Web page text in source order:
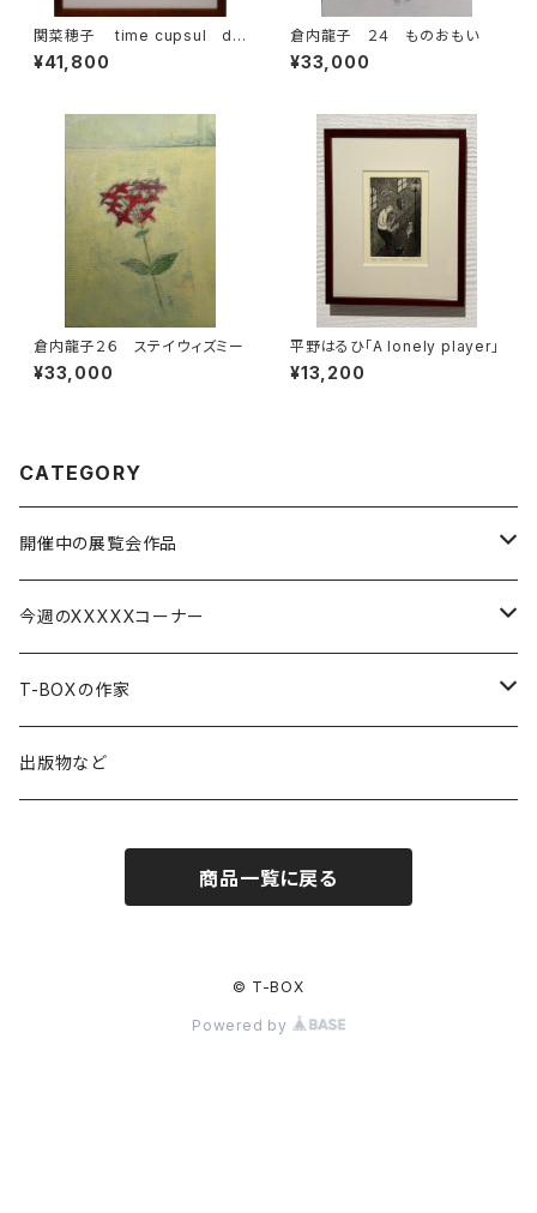
関菜穂子 time cupsul do
or
¥41,800
倉内龍子 ２４ ものおもい
¥33,000
倉内龍子２６ ステイウィズミー
¥33,000
平野はるひ「A lonely player」
¥13,200
CATEGORY
開催中の展覧会作品
渡辺つぶら展ーお好み八百万神図ー
中山美代子展 かさなり+つむぎ+しみわたる
今週のXXXXXコーナー
今週の関菜穂子
今週の市川佳世子
T-BOXの作家
関菜穂子
出版物など
商品一覧に戻る
© T-BOX
Powered by